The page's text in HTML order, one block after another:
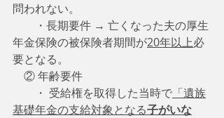
問われない。
・長期要件 → 亡くなった夫の厚生
年金保険の被保険者期間が20年以上必
要となる。
② 年齢要件
・ 受給権を取得した当時で 「遺族
基礎年金の支給対象となる子がいな